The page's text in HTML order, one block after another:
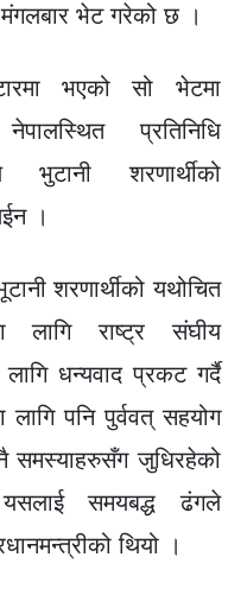
भेट गरेको छ ।
भएको सो भेटमा
प्रतिनिधि
भुटानी शरणार्थीको
।
शरणार्थीको यथोचित
लागि राष्ट्र संघीय
धन्यवाद प्रकट गर्दै
लागि पनि पुर्ववत् सहयोग
समस्याहरुसँग जुधिरहेको
समयबद्ध ढंगले
थियो ।